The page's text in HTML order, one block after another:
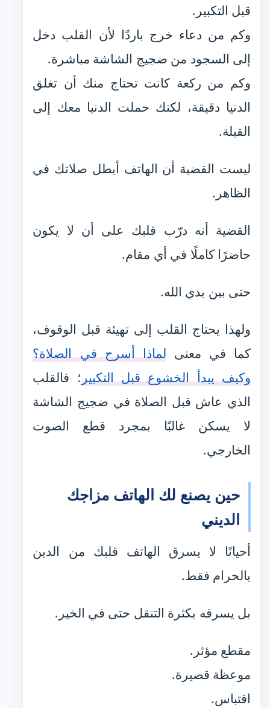
قبل التكبير.
وكم من دعاء خرج باردًا لأن القلب دخل
إلى السجود من ضجيج الشاشة مباشرة.
وكم من ركعة كانت تحتاج منك أن تغلق
الدنيا دقيقة، لكنك حملت الدنيا معك إلى
القبلة.
ليست القضية أن الهاتف أبطل صلاتك في
الظاهر.
القضية أنه درّب قلبك على أن لا يكون
حاضرًا كاملًا في أي مقام.
حتى بين يدي الله.
ولهذا يحتاج القلب إلى تهيئة قبل الوقوف،
كما في معنىلماذا أسرح في الصلاة؟
وكيف يبدأ الخشوع قبل التكبير؛ فالقلب
الذي عاش قبل الصلاة في ضجيج الشاشة
لا يسكن غالبًا بمجرد قطع الصوت
الخارجي.
حين يصنع لك الهاتف مزاجك
الديني
أحيانًا لا يسرق الهاتف قلبك من الدين
بالحرام فقط.
بل يسرقه بكثرة التنقل حتى في الخير.
مقطع مؤثر.
موعظة قصيرة.
اقتباس.